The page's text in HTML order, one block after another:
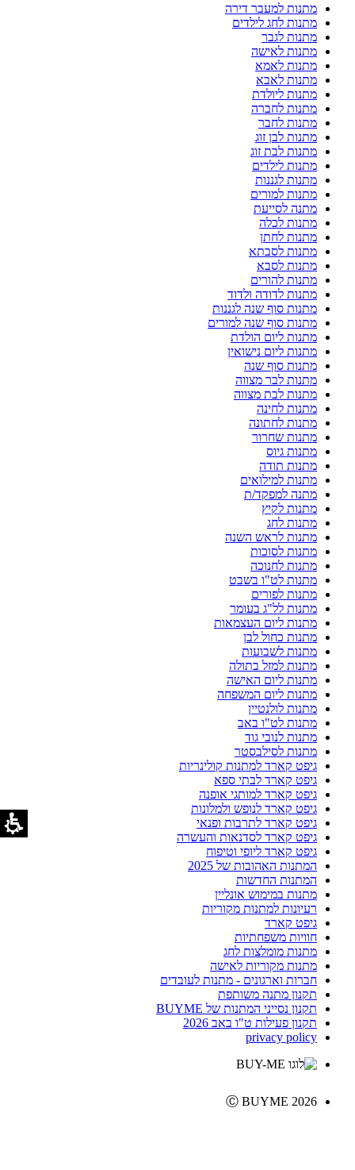
מתנות למעבר דירה
מתנות לחג לילדים
מתנות לגבר
מתנות לאישה
מתנות לאמא
מתנות לאבא
מתנות ליולדת
מתנות לחברה
מתנות לחבר
מתנות לבן זוג
מתנות לבת זוג
מתנות לילדים
מתנות לגננות
מתנות למורים
מתנה לסייעת
מתנות לכלה
מתנות לחתן
מתנות לסבתא
מתנות לסבא
מתנות להורים
מתנות לדודה ולדוד
מתנות סוף שנה לגננות
מתנות סוף שנה למורים
מתנות ליום הולדת
מתנות ליום נישואין
מתנות סוף שנה
מתנות לבר מצווה
מתנות לבת מצווה
מתנות לחינה
מתנות לחתונה
מתנות שחרור
מתנות גיוס
מתנות תודה
מתנות למילואים
מתנה למפקד/ת
מתנות לקיץ
מתנות לחג
מתנות לראש השנה
מתנות לסוכות
מתנות לחנוכה
מתנות לט"ו בשבט
מתנות לפורים
מתנות לל"ג בעומר
מתנות ליום העצמאות
מתנות כחול לבן
מתנות לשבועות
מתנות למזל בתולה
מתנות ליום האישה
מתנות ליום המשפחה
מתנות לולנטיין
מתנות לט"ו באב
מתנות לנובי גוד
מתנות לסילבסטר
גיפט קארד למתנות קולינריות
גיפט קארד לבתי ספא
גיפט קארד למותגי אופנה
גיפט קארד לנופש ולמלונות
גיפט קארד לתרבות ופנאי
גיפט קארד לסדנאות והעשרה
גיפט קארד ליופי וטיפוח
המתנות האהובות של 2025
המתנות החדשות
מתנות במימוש אונליין
רעיונות למתנות מקוריות
גיפט קארד
חוויות משפחתיות
מתנות מומלצות לחג
מתנות מקוריות לאישה
חברות וארגונים - מתנות לעובדים
תקנון מתנה משותפת
תקנון נסייני המתנות של BUYME
תקנון פעילות ט"ו באב 2026
privacy policy
Ⓒ BUYME 2026